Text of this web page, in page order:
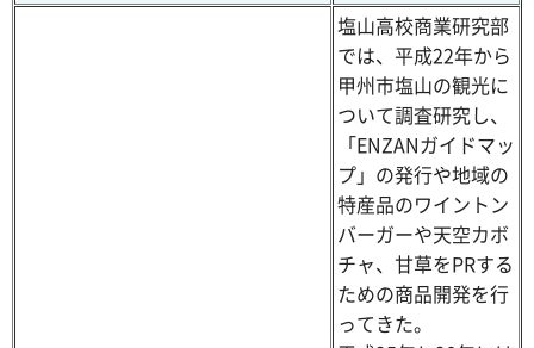
塩山高校商業研究部
では、平成22年から
甲州市塩山の観光に
ついて調査研究し、
「ENZANガイドマッ
プ」の発行や地域の
特産品のワイントン
バーガーや天空カボ
チャ、甘草をPRする
ための商品開発を行
ってきた。